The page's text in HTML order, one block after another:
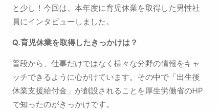
と少し！ 今回は、本年度に育児休業を取得した男性社
員にインタビューしました。
Q.育児休業を取得したきっかけは？
普段から、仕事だけではなく様々な分野の情報をキャ
ッチできるように心がけています。 その中で「出生後
休業支援給付金」が創設されることを厚生労働省のHP
で知ったのがきっかけです。